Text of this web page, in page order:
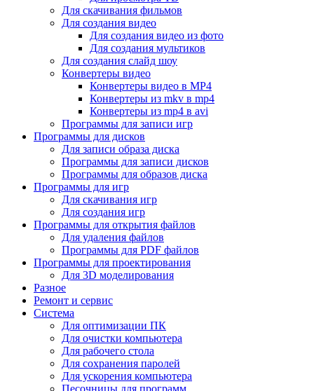
Для скачивания фильмов
Для создания видео
Для создания видео из фото
Для создания мультиков
Для создания слайд шоу
Конвертеры видео
Конвертеры видео в MP4
Конвертеры из mkv в mp4
Конвертеры из mp4 в avi
Программы для записи игр
Программы для дисков
Для записи образа диска
Программы для записи дисков
Программы для образов диска
Программы для игр
Для скачивания игр
Для создания игр
Программы для открытия файлов
Для удаления файлов
Программы для PDF файлов
Программы для проектирования
Для 3D моделирования
Разное
Ремонт и сервис
Система
Для оптимизации ПК
Для очистки компьютера
Для рабочего стола
Для сохранения паролей
Для ускорения компьютера